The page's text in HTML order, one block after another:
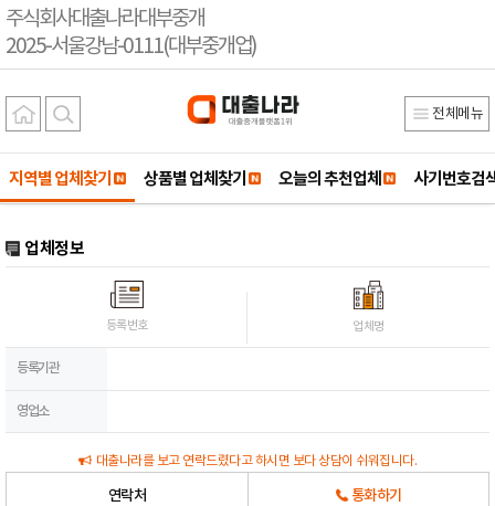
주식회사대출나라대부중개
2025-서울강남-0111(대부중개업)
전체메뉴
지역별 업체찾기 상품별 업체찾기 오늘의 추천업체 사기번호검
업체정보
등록번호 업체명
등록기관
영업소
대출나라를 보고 연락드렸다고 하시면 보다 상담이 쉬워집니다.
연락처 통화하기